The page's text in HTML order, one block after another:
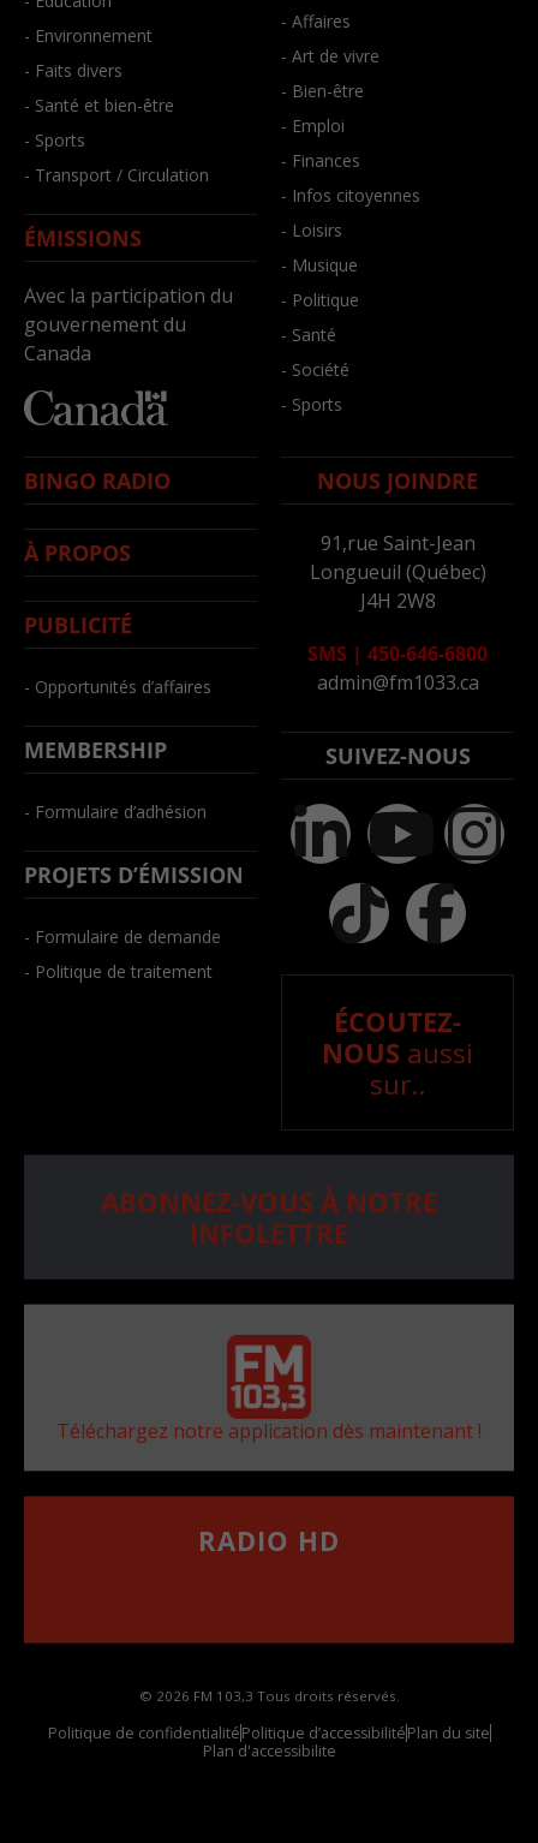
- Environnement
- Faits divers
- Santé et bien-être
- Sports
- Transport / Circulation
ÉMISSIONS
Avec la participation du
gouvernement du
Canada
- Affaires
- Art de vivre
- Bien-être
- Emploi
- Finances
- Infos citoyennes
- Loisirs
- Musique
- Politique
- Santé
- Société
- Sports
BINGO RADIO
À PROPOS
PUBLICITÉ
- Opportunités d’affaires
MEMBERSHIP
- Formulaire d’adhésion
PROJETS D’ÉMISSION
- Formulaire de demande
- Politique de traitement
NOUS JOINDRE
91,rue Saint-Jean
Longueuil (Québec)
J4H 2W8
SMS | 450-646-6800
admin@fm1033.ca
SUIVEZ-NOUS
ÉCOUTEZ-
NOUS aussi
sur..
ABONNEZ-VOUS À NOTRE
INFOLETTRE
Téléchargez notre application dès maintenant !
RADIO HD
© 2026 FM 103,3 Tous droits réservés.
Politique de confidentialitéPolitique d’accessibilitéPlan du site
Plan d'accessibilite